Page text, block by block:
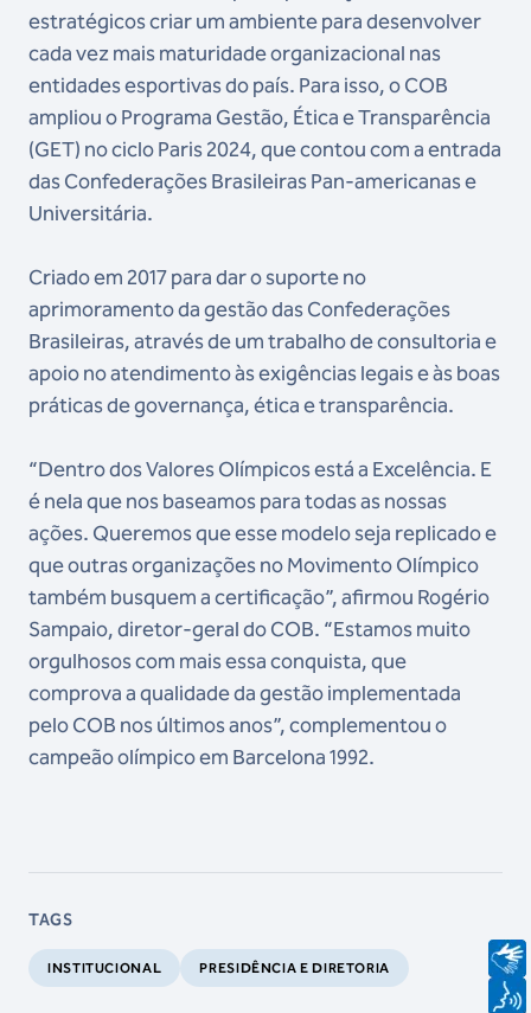
estratégicos criar um ambiente para desenvolver
cada vez mais maturidade organizacional nas
entidades esportivas do país. Para isso, o COB
ampliou o Programa Gestão, Ética e Transparência
(GET) no ciclo Paris 2024, que contou com a entrada
das Confederações Brasileiras Pan-americanas e
Universitária.
Criado em 2017 para dar o suporte no
aprimoramento da gestão das Confederações
Brasileiras, através de um trabalho de consultoria e
apoio no atendimento às exigências legais e às boas
práticas de governança, ética e transparência.
“Dentro dos Valores Olímpicos está a Excelência. E
é nela que nos baseamos para todas as nossas
ações. Queremos que esse modelo seja replicado e
que outras organizações no Movimento Olímpico
também busquem a certificação”, afirmou Rogério
Sampaio, diretor-geral do COB. “Estamos muito
orgulhosos com mais essa conquista, que
comprova a qualidade da gestão implementada
pelo COB nos últimos anos”, complementou o
campeão olímpico em Barcelona 1992.
TAGS
INSTITUCIONAL PRESIDÊNCIA E DIRETORIA